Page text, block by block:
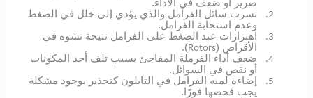
صرير أو ضعف في الأداء.
2.
تسرب سائل الفرامل والذي يؤدي إلى خلل في الضغط
وعدم استجابة الفرامل.
3.
اهتزازات عند الضغط على الفرامل نتيجة تشوه في
الأقراص (Rotors
).
4.
ضعف أداء الفرملة المفاجئ بسبب تلف أحد المكونات
أو نقص في السوائل.
5.
إضاءة لمبة الفرامل في التابلون كتحذير بوجود مشكلة
يجب فحصها فورًا.